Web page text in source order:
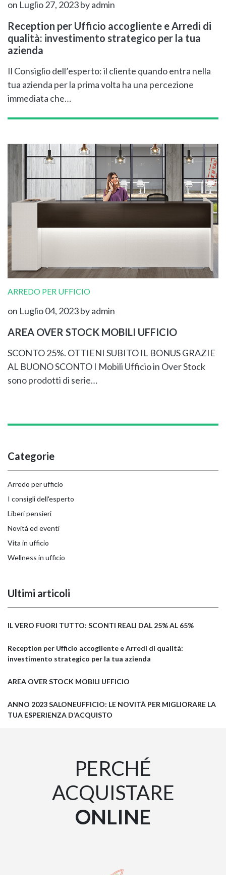
on Luglio 27, 2023by admin
Reception per Ufficio accogliente e Arredi di
qualità: investimento strategico per la tua
azienda
Il Consiglio dell’esperto: il cliente quando entra nella
tua azienda per la prima volta ha una percezione
immediata che…
ARREDO PER UFFICIO
on Luglio 04, 2023by admin
AREA OVER STOCK MOBILI UFFICIO
SCONTO 25%. OTTIENI SUBITO IL BONUS GRAZIE
AL BUONO SCONTO I Mobili Ufficio in Over Stock
sono prodotti di serie…
Categorie
Arredo per ufficio
I consigli dell'esperto
Liberi pensieri
Novità ed eventi
Vita in ufficio
Wellness in ufficio
Ultimi articoli
IL VERO FUORI TUTTO: SCONTI REALI DAL 25% AL 65%
Reception per Ufficio accogliente e Arredi di qualità:
investimento strategico per la tua azienda
AREA OVER STOCK MOBILI UFFICIO
ANNO 2023 SALONEUFFICIO: LE NOVITÀ PER MIGLIORARE LA
TUA ESPERIENZA D’ACQUISTO
PERCHÉ
ACQUISTARE
ONLINE